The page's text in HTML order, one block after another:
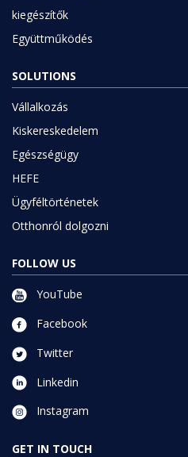
kiegészítők
Együttműködés
SOLUTIONS
Vállalkozás
Kiskereskedelem
Egészségügy
HEFE
Ügyféltörténetek
Otthonról dolgozni
FOLLOW US
YouTube
Facebook
Twitter
Linkedin
Instagram
GET IN TOUCH